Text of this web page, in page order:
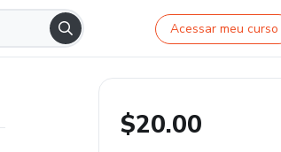
Acessar meu curso
$20.00